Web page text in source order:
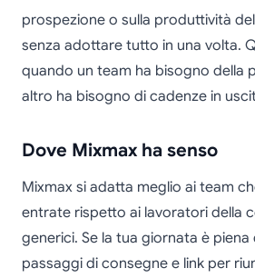
prospezione o sulla produttività
senza adottare tutto in una volta.
quando un team ha bisogno della
altro ha bisogno di cadenze in
Dove Mixmax ha senso
Mixmax si adatta meglio ai team
entrate rispetto ai lavoratori della
generici. Se la tua giornata è
passaggi di consegne e link per